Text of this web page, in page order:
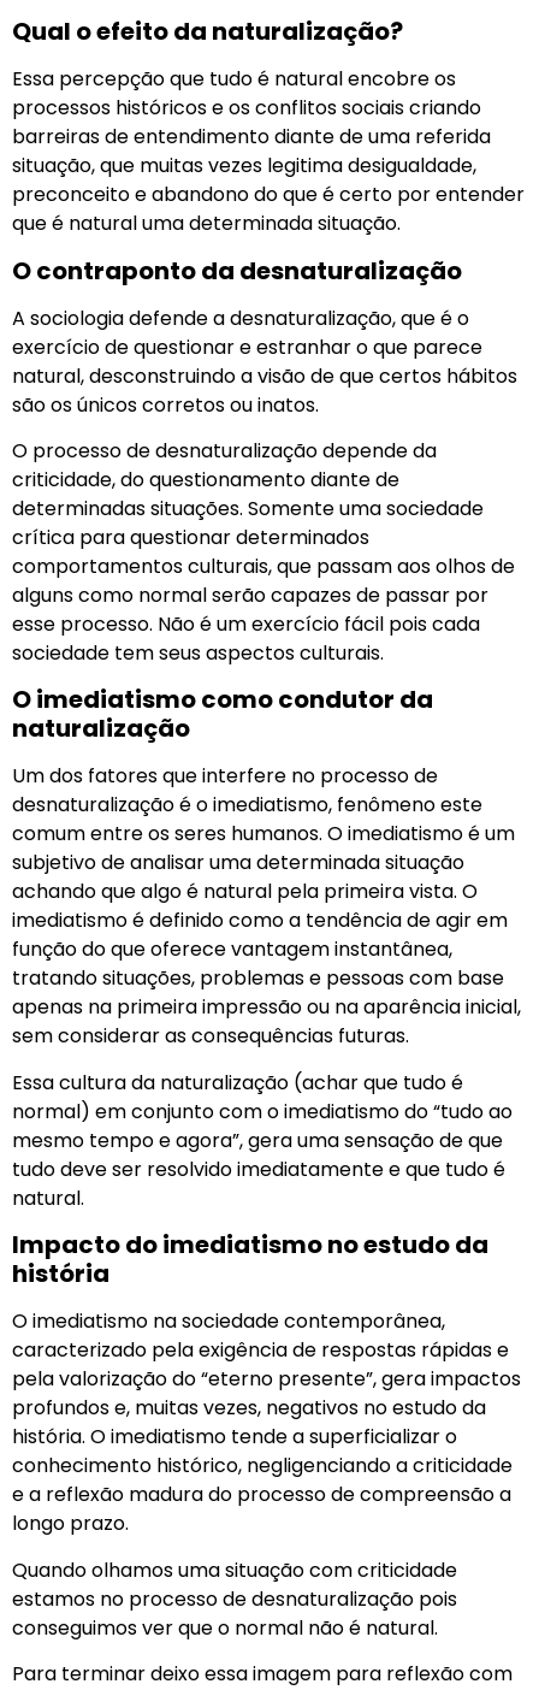
Qual o efeito da naturalização?
Essa percepção que tudo é natural encobre os
processos históricos e os conflitos sociais criando
barreiras de entendimento diante de uma referida
situação, que muitas vezes legitima desigualdade,
preconceito e abandono do que é certo por entender
que é natural uma determinada situação.
O contraponto da desnaturalização
A sociologia defende a desnaturalização, que é o
exercício de questionar e estranhar o que parece
natural, desconstruindo a visão de que certos hábitos
são os únicos corretos ou inatos.
O processo de desnaturalização depende da
criticidade, do questionamento diante de
determinadas situações. Somente uma sociedade
crítica para questionar determinados
comportamentos culturais, que passam aos olhos de
alguns como normal serão capazes de passar por
esse processo. Não é um exercício fácil pois cada
sociedade tem seus aspectos culturais.
O imediatismo como condutor da
naturalização
Um dos fatores que interfere no processo de
desnaturalização é o imediatismo, fenômeno este
comum entre os seres humanos. O imediatismo é um
subjetivo de analisar uma determinada situação
achando que algo é natural pela primeira vista. O
imediatismo é definido como a tendência de agir em
função do que oferece vantagem instantânea,
tratando situações, problemas e pessoas com base
apenas na primeira impressão ou na aparência inicial,
sem considerar as consequências futuras.
Essa cultura da naturalização (achar que tudo é
normal) em conjunto com o imediatismo do “tudo ao
mesmo tempo e agora”, gera uma sensação de que
tudo deve ser resolvido imediatamente e que tudo é
natural.
Impacto do imediatismo no estudo da
história
O imediatismo na sociedade contemporânea,
caracterizado pela exigência de respostas rápidas e
pela valorização do “eterno presente”, gera impactos
profundos e, muitas vezes, negativos no estudo da
história. O imediatismo tende a superficializar o
conhecimento histórico, negligenciando a criticidade
e a reflexão madura do processo de compreensão a
longo prazo.
Quando olhamos uma situação com criticidade
estamos no processo de desnaturalização pois
conseguimos ver que o normal não é natural.
Para terminar deixo essa imagem para reflexão com